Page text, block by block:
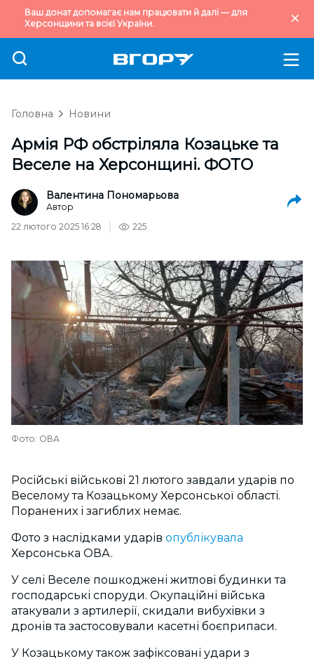
Ваш донат допомагає нам працювати й далі — для
Херсонщини та всієї України.
Головна Новини
Армія РФ обстріляла Козацьке та
Веселе на Херсонщині. ФОТО
Валентина Пономарьова
Автор
22 лютого 2025 16:28
225
Фото: ОВА
Російські військові 21 лютого завдали ударів по
Веселому та Козацькому Херсонської області.
Поранених і загиблих немає.
Фото з наслідками ударів опублікувала
Херсонська ОВА.
У селі Веселе пошкоджені житлові будинки та
господарські споруди. Окупаційні війська
атакували з артилерії, скидали вибухівки з
дронів та застосовували касетні боєприпаси.
У Козацькому також зафіксовані удари з